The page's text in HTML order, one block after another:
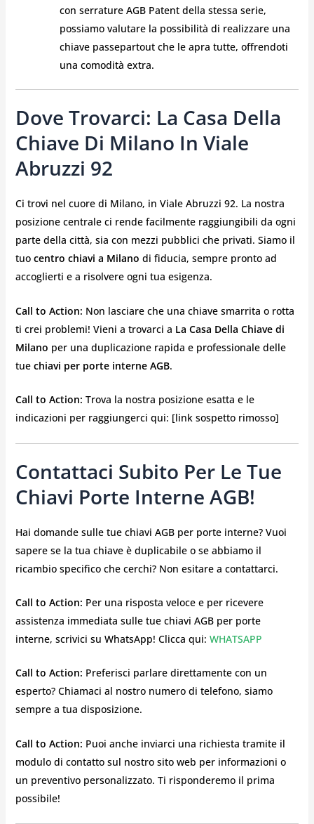
con serrature AGB Patent della stessa serie,
possiamo valutare la possibilità di realizzare una
chiave passepartout che le apra tutte, offrendoti
una comodità extra.
Dove Trovarci: La Casa Della
Chiave Di Milano In Viale
Abruzzi 92
Ci trovi nel cuore di Milano, in Viale Abruzzi 92. La nostra
posizione centrale ci rende facilmente raggiungibili da ogni
parte della città, sia con mezzi pubblici che privati. Siamo il
tuo centro chiavi a Milano di fiducia, sempre pronto ad
accoglierti e a risolvere ogni tua esigenza.
Call to Action: Non lasciare che una chiave smarrita o rotta
ti crei problemi! Vieni a trovarci a La Casa Della Chiave di
Milano per una duplicazione rapida e professionale delle
tue chiavi per porte interne AGB.
Call to Action: Trova la nostra posizione esatta e le
indicazioni per raggiungerci qui: [link sospetto rimosso]
Contattaci Subito Per Le Tue
Chiavi Porte Interne AGB!
Hai domande sulle tue chiavi AGB per porte interne? Vuoi
sapere se la tua chiave è duplicabile o se abbiamo il
ricambio specifico che cerchi? Non esitare a contattarci.
Call to Action: Per una risposta veloce e per ricevere
assistenza immediata sulle tue chiavi AGB per porte
interne, scrivici su WhatsApp! Clicca qui: WHATSAPP
Call to Action: Preferisci parlare direttamente con un
esperto? Chiamaci al nostro numero di telefono, siamo
sempre a tua disposizione.
Call to Action: Puoi anche inviarci una richiesta tramite il
modulo di contatto sul nostro sito web per informazioni o
un preventivo personalizzato. Ti risponderemo il prima
possibile!